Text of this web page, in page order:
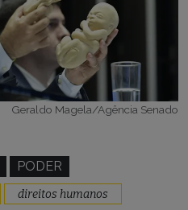
Geraldo Magela/Agência Senado
PODER
direitos humanos